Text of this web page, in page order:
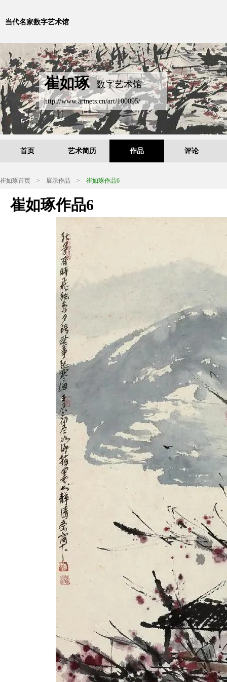
当代名家数字艺术馆
崔如琢 数字艺术馆
http://www.artnets.cn/art/100095/
首页 艺术简历 作品 评论
崔如琢首页 > 展示作品 > 崔如琢作品6
崔如琢作品6